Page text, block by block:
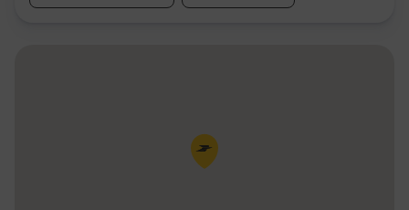
Pin de la carte